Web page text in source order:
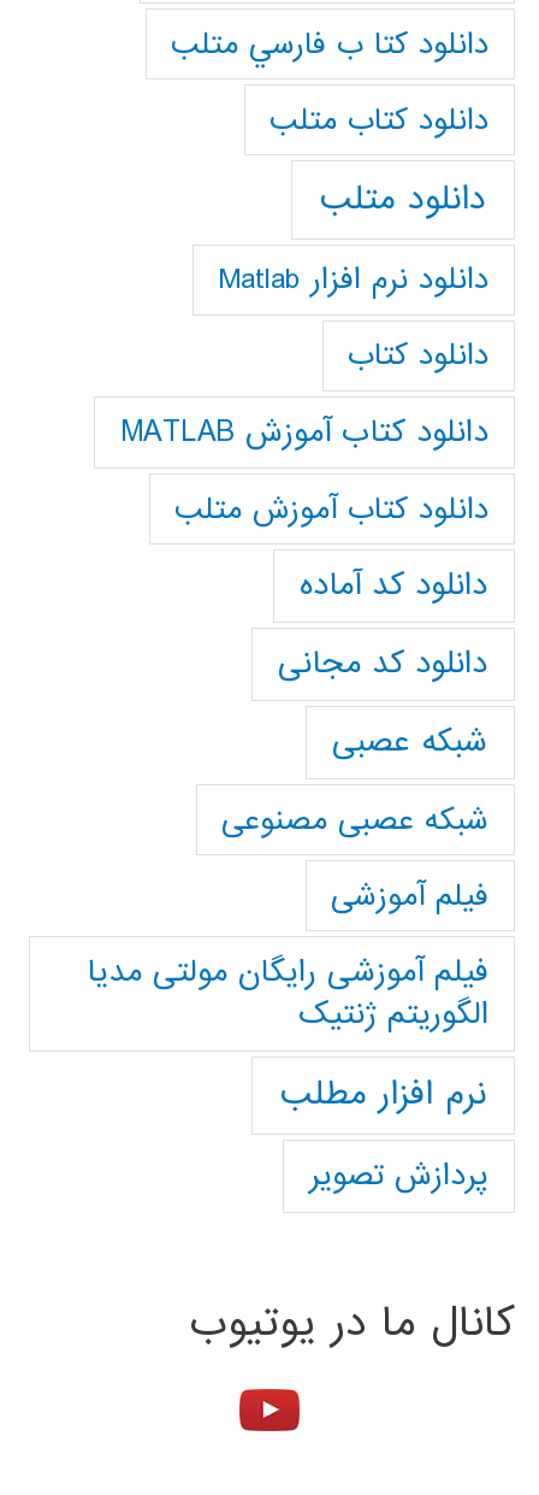
دانلود كتا ب فارسي متلب
دانلود كتاب متلب
دانلود متلب
دانلود نرم افزار Matlab
دانلود کتاب
دانلود کتاب آموزش MATLAB
دانلود کتاب آموزش متلب
دانلود کد آماده
دانلود کد مجانی
شبکه عصبی
شبکه عصبی مصنوعی
فیلم آموزشی
فیلم آموزشی رایگان مولتی مدیا
الگوریتم ژنتیک
نرم افزار مطلب
پردازش تصویر
کانال ما در یوتیوب